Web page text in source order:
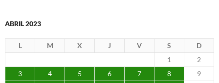
ABRIL 2023
L M X J V S
D
1
2
3
4 5 6 7 8
9